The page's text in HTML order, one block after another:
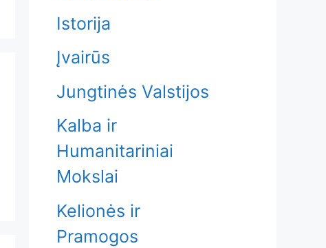
Istorija
Įvairūs
Jungtinės Valstijos
Kalba ir
Humanitariniai
Mokslai
Kelionės ir
Pramogos